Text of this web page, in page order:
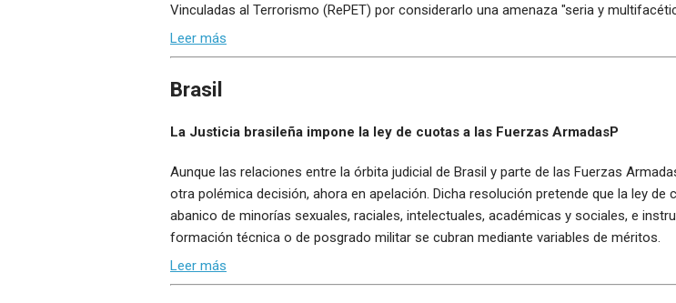
Vinculadas al Terrorismo (RePET) por considerarlo una amenaza "seria y
Leer más
Brasil
La Justicia brasileña impone la ley de cuotas a las Fuerzas ArmadasP
Aunque las relaciones entre la órbita judicial de Brasil y parte de las Fuerzas
otra polémica decisión, ahora en apelación. Dicha resolución pretende que la ley
abanico de minorías sexuales, raciales, intelectuales, académicas y sociales, e
formación técnica o de posgrado militar se cubran mediante variables de méritos.
Leer más